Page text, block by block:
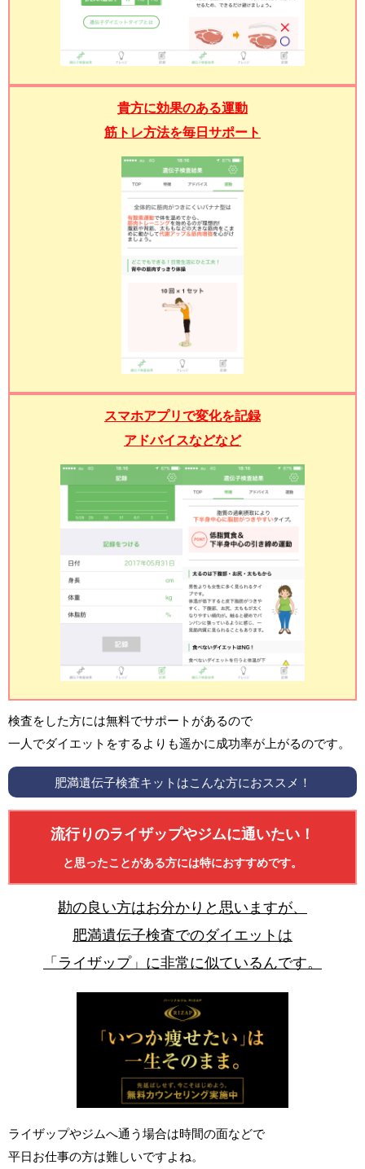
貴方に効果のある運動
筋トレ方法を毎日サポート
スマホアプリで変化を記録
アドバイスなどなど
検査をした方には無料でサポートがあるので
一人でダイエットをするよりも遥かに成功率が上がるのです。
肥満遺伝子検査キットはこんな方におススメ！
流行りのライザップやジムに通いたい！
と思ったことがある方には特におすすめです。
勘の良い方はお分かりと思いますが、
肥満遺伝子検査でのダイエットは
「ライザップ」に非常に似ているんです。
ライザップやジムへ通う場合は時間の面などで
平日お仕事の方は難しいですよね。